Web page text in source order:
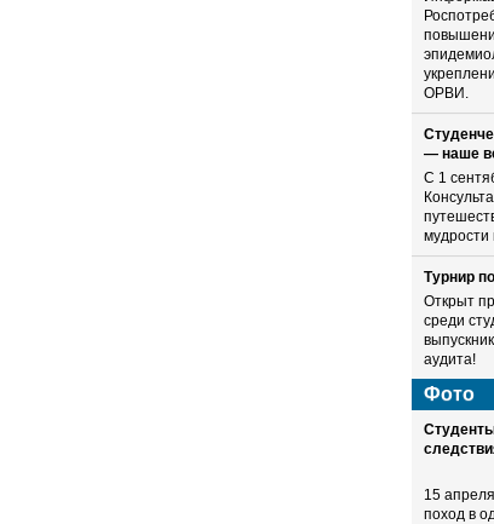
ОРВИ.
— наше
С 1
Турнир
Открыт
среди
аудита!
Фото
15
поход в